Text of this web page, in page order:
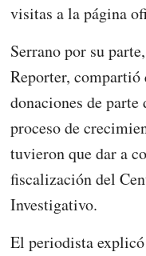
visitas a la página
Serrano por su
Reporter,
donaciones de
proceso de
tuvieron que dar a
fiscalización del
Investigativo.
El periodista